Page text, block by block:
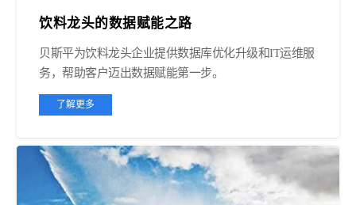
饮料龙头的数据赋能之路
贝斯平为饮料龙头企业提供数据库优化升级和IT运维服
务，帮助客户迈出数据赋能第一步。
了解更多